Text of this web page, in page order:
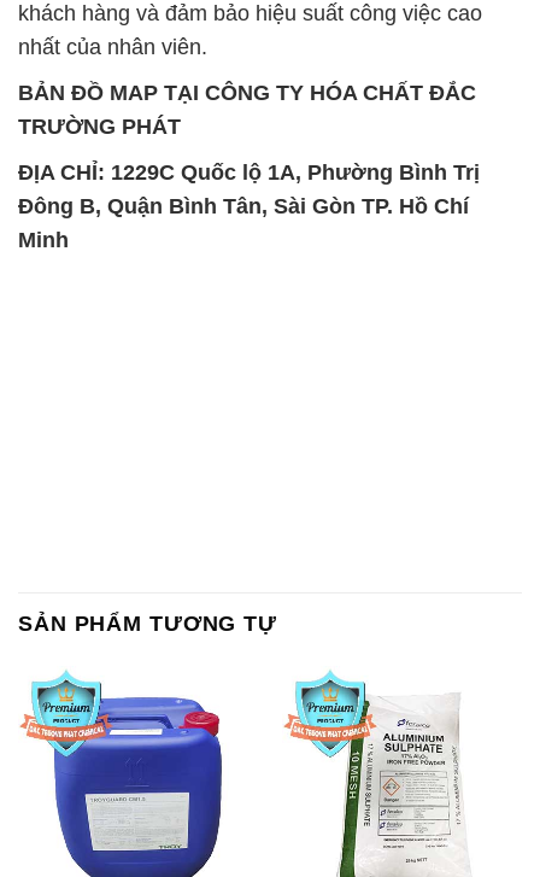
khách hàng và đảm bảo hiệu suất công việc cao
nhất của nhân viên.
BẢN ĐỒ MAP TẠI CÔNG TY HÓA CHẤT ĐẮC
TRƯỜNG PHÁT
ĐỊA CHỈ: 1229C Quốc lộ 1A, Phường Bình Trị
Đông B, Quận Bình Tân, Sài Gòn TP. Hồ Chí
Minh
SẢN PHẨM TƯƠNG TỰ